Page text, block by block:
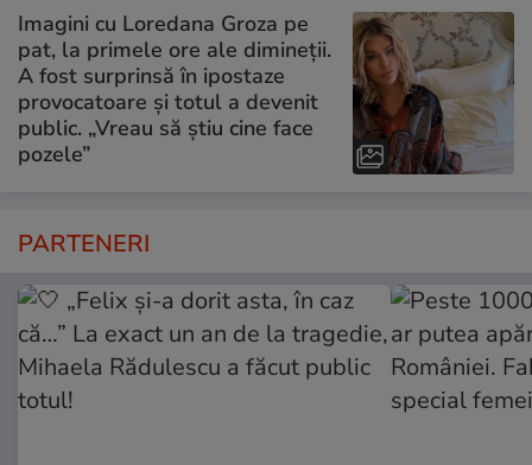
Imagini cu Loredana Groza pe
pat, la primele ore ale dimineții.
A fost surprinsă în ipostaze
provocatoare și totul a devenit
public. „Vreau să știu cine face
pozele”
PARTENERI